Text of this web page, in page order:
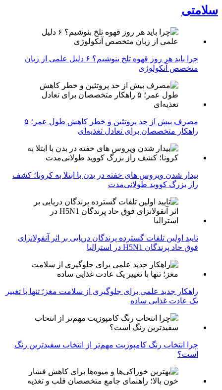
سلامتی
چرا باید هر روز قهوه تلخ بنوشیم؟ ۶ دلیل علمی از زبان
متخصص آنکولوژی
مصرف بیش از حد پروتئین و خطر کاهش طول عمر؛ ۵
راهکار متخصصان برای تعادل تغذیه‌ای
بیدار شدن ویروس‌ های خفته در بدن با ابتلا به کرونا؛ کشف
راز بزرگ کووید طولانی‌مدت
تایید اولین تلفات گسترده پرندگان دریایی بر اثر آنفولانزای
فوق حاد پرندگان H5N1 در استرالیا
راهکار جدید علمی برای جلوگیری از سلامت مغز؛ تنها با تغییر
یک عادت غذایی ساده
چرا انتخاب رنگ کامپوزیت مهم‌تر از انتخاب سفیدترین رنگ
است؟